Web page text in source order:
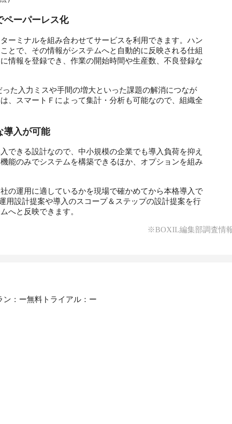
ペーパーレス化
ーミナルを組み合わせてサービスを利用できます。ハン
とで、その情報がシステムへと自動的に反映される仕組
情報を登録でき、作業の開始時間や生産数、不良登録な
た入力ミスや手間の増大といった課題の解消につなが
、スマートＦによって集計・分析も可能なので、組織全
導入が可能
できる設計なので、中小規模の企業でも導入負荷を抑え
能のみでシステムを構築できるほか、オプションを組み
の運用に適しているかを現場で確かめてから本格導入で
用設計提案や導入のスコープ＆ステップの設計提案を行
へと反映できます。
※BOXIL編集部調査情
ン：ー無料トライアル：ー